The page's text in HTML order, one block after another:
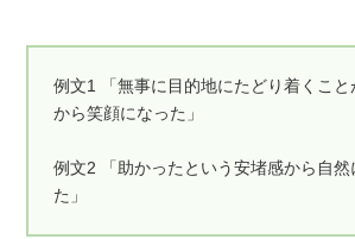
例文1 「無事に目的地にたどり着くこ
から笑顔になった」
例文2 「助かったという安堵感から自然
た」